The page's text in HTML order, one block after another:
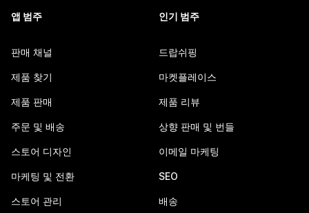
앱 범주
판매 채널
제품 찾기
제품 판매
주문 및 배송
스토어 디자인
마케팅 및 전환
스토어 관리
인기 범주
드랍쉬핑
마켓플레이스
제품 리뷰
상향 판매 및 번들
이메일 마케팅
SEO
배송